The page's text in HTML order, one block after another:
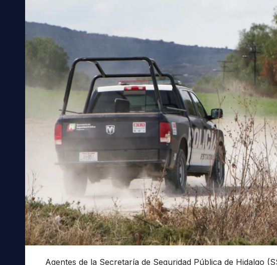
Agentes de la Secretaría de Seguridad Pública de Hidalgo